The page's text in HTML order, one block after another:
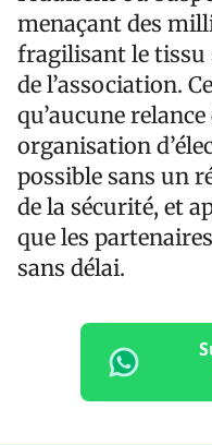
menaçant des
fragilisant le tissu
de l’association.
qu’aucune
organisation
possible sans un
de la sécurité, et
que les
sans délai.